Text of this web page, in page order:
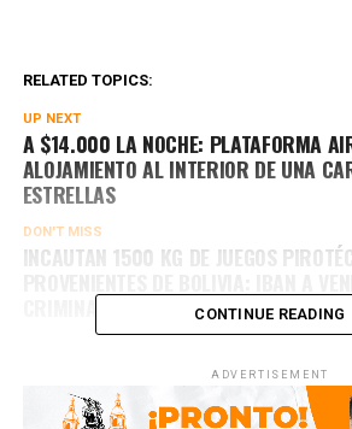
RELATED TOPICS:
UP NEXT
A $14.000 LA NOCHE: PLATAFORMA
ALOJAMIENTO AL INTERIOR DE UNA
ESTRELLAS
DON'T MISS
INCAUTAN 1500 KG DE JUEGOS
CRIMINALES
CONTINUE READING
ADVERTISEMENT